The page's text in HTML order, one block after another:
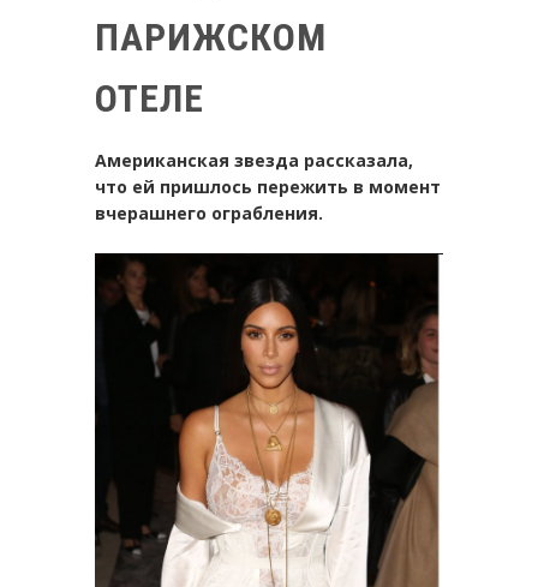
ПАРИЖСКОМ
ОТЕЛЕ
Американская звезда рассказала,
что ей пришлось пережить в момент
вчерашнего ограбления.